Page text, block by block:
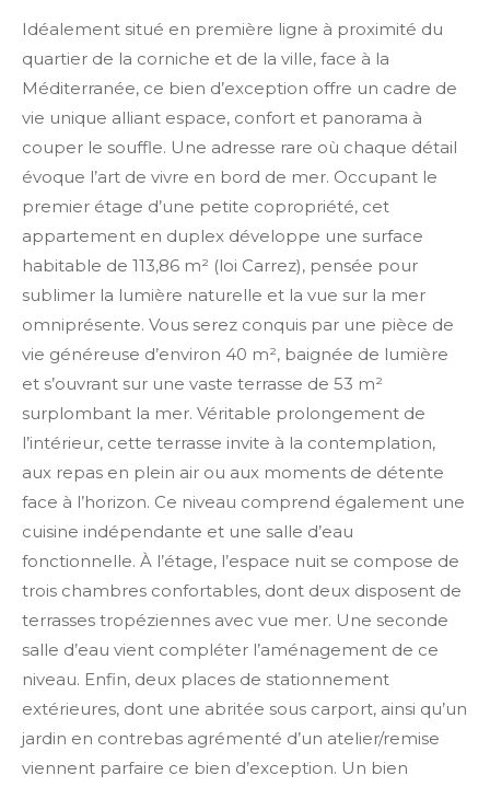
Idéalement situé en première ligne à proximité du
quartier de la corniche et de la ville, face à la
Méditerranée, ce bien d’exception offre un cadre de
vie unique alliant espace, confort et panorama à
couper le souffle. Une adresse rare où chaque détail
évoque l’art de vivre en bord de mer. Occupant le
premier étage d’une petite copropriété, cet
appartement en duplex développe une surface
habitable de 113,86 m² (loi Carrez), pensée pour
sublimer la lumière naturelle et la vue sur la mer
omniprésente. Vous serez conquis par une pièce de
vie généreuse d’environ 40 m², baignée de lumière
et s’ouvrant sur une vaste terrasse de 53 m²
surplombant la mer. Véritable prolongement de
l’intérieur, cette terrasse invite à la contemplation,
aux repas en plein air ou aux moments de détente
face à l’horizon. Ce niveau comprend également une
cuisine indépendante et une salle d’eau
fonctionnelle. À l’étage, l’espace nuit se compose de
trois chambres confortables, dont deux disposent de
terrasses tropéziennes avec vue mer. Une seconde
salle d’eau vient compléter l’aménagement de ce
niveau. Enfin, deux places de stationnement
extérieures, dont une abritée sous carport, ainsi qu’un
jardin en contrebas agrémenté d’un atelier/remise
viennent parfaire ce bien d’exception. Un bien